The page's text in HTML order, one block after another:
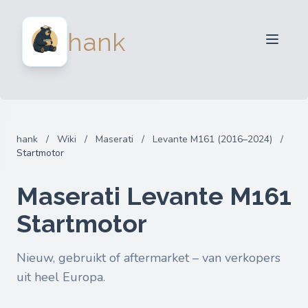
hank
hank / Wiki / Maserati / Levante M161 (2016–2024)
/
Startmotor
Maserati Levante M161
Startmotor
Nieuw, gebruikt of aftermarket – van verkopers
uit heel Europa.